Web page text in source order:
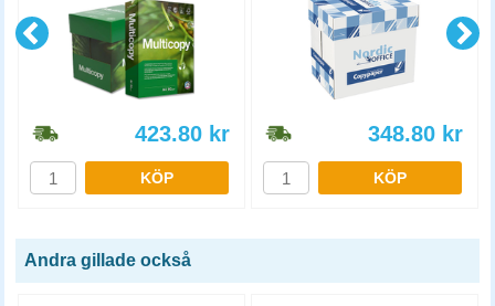
423.80 kr
KÖP
348.80 kr
KÖP
Andra gillade också